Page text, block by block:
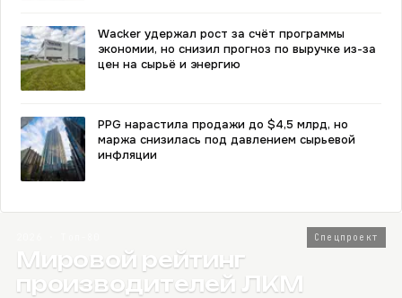
Wacker удержал рост за счёт программы
экономии, но снизил прогноз по выручке из-за
цен на сырьё и энергию
PPG нарастила продажи до $4,5 млрд, но
маржа снизилась под давлением сырьевой
инфляции
Спецпроект
Мировой рейтинг
производителей ЛКМ